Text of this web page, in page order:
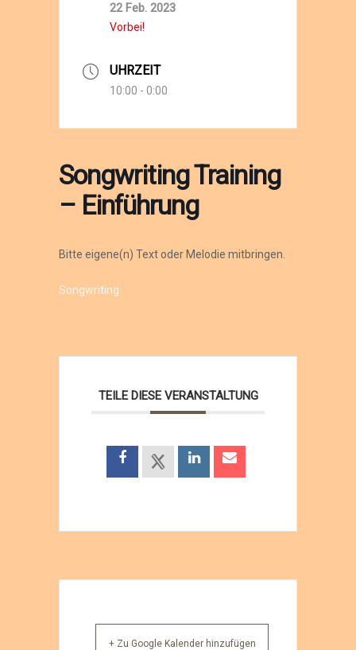
22 Feb. 2023
Vorbei!
UHRZEIT
10:00 - 0:00
Songwriting Training
– Einführung
Bitte eigene(n) Text oder Melodie mitbringen.
Songwriting
TEILE DIESE VERANSTALTUNG
+ Zu Google Kalender hinzufügen